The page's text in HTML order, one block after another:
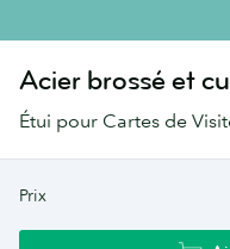
Acier brossé et
Étui pour Cartes de
Prix